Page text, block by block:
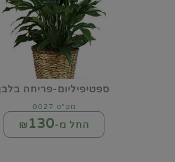
ספטיפיליום-פריחה
מק"ט 0027
החל מ-₪130